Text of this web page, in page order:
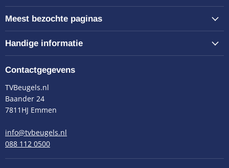
Meest bezochte paginas
Handige informatie
Contactgegevens
TVBeugels.nl
Baander 24
7811HJ Emmen
info@tvbeugels.nl
088 112 0500